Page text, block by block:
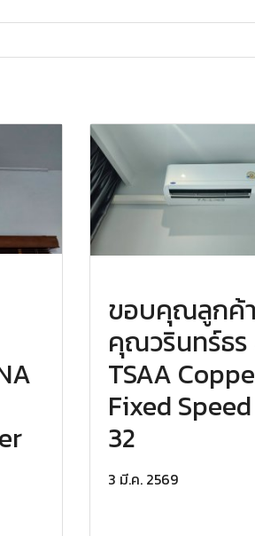
ขอบคุณลูกค้า
คุณวรินทร์ธ
TSAA
Fixed
32
3 มี.ค. 2569